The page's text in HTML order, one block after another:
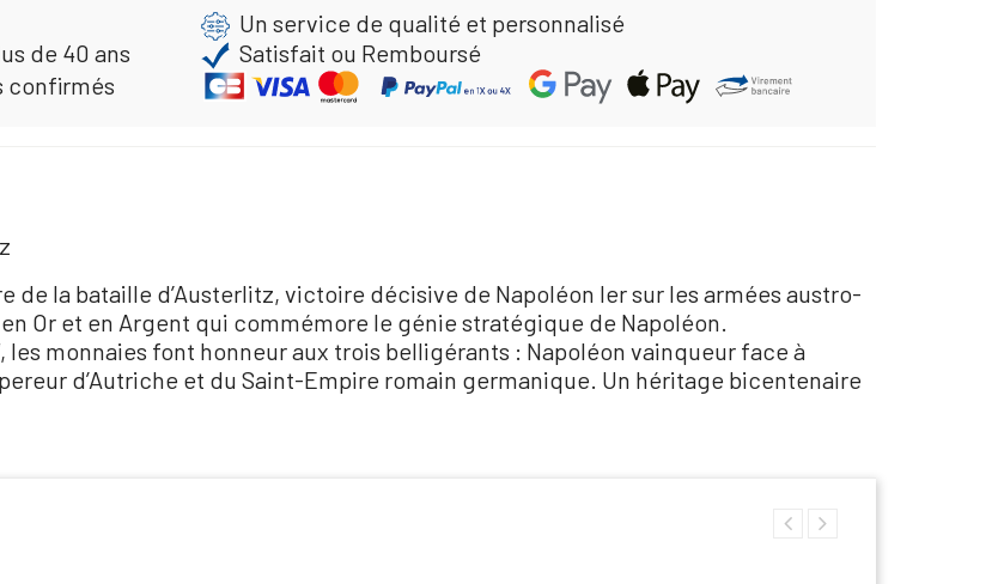
Un service de qualité et personnalisé
de 40 ans
Satisfait ou Remboursé
confirmés
de la bataille d’Austerlitz, victoire décisive de Napoléon Ier sur les armées austro-
Or et en Argent qui commémore le génie stratégique de Napoléon.
les monnaies font honneur aux trois belligérants : Napoléon vainqueur face à
d’Autriche et du Saint-Empire romain germanique. Un héritage bicentenaire